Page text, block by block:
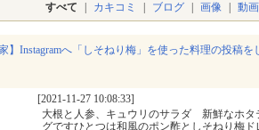
すべて カキコミ ブログ 画像 動画
家】Instagramへ「しそねり梅」を使った料理の投稿
[2021-11-27 10:08:33]
大根と人参、キュウリのサラダ 新鮮なホタ
グですひとつは和風のポン酢としそねり梅